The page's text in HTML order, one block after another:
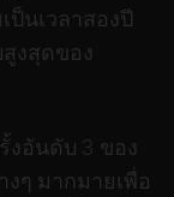
นเวลาสองปี
งสุดของ
งอันดับ 3 ของ
ๆ มากมายเพื่อ